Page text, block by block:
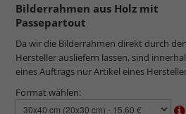
Bilderrahmen aus Holz mit
Passepartout
Da wir die Bilderrahmen direkt durch den
Hersteller ausliefern lassen, sind
eines Auftrags nur Artikel eines
Format wählen: